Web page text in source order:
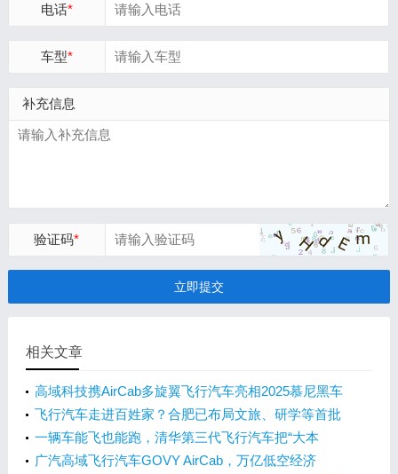
电话*
车型*
补充信息
验证码*
立即提交
相关文章
高域科技携AirCab多旋翼飞行汽车亮相2025慕尼黑车
展
飞行汽车走进百姓家？合肥已布局文旅、研学等首批
场景
一辆车能飞也能跑，清华第三代飞行汽车把“大本
营”搬来合肥
广汽高域飞行汽车GOVY AirCab，万亿低空经济